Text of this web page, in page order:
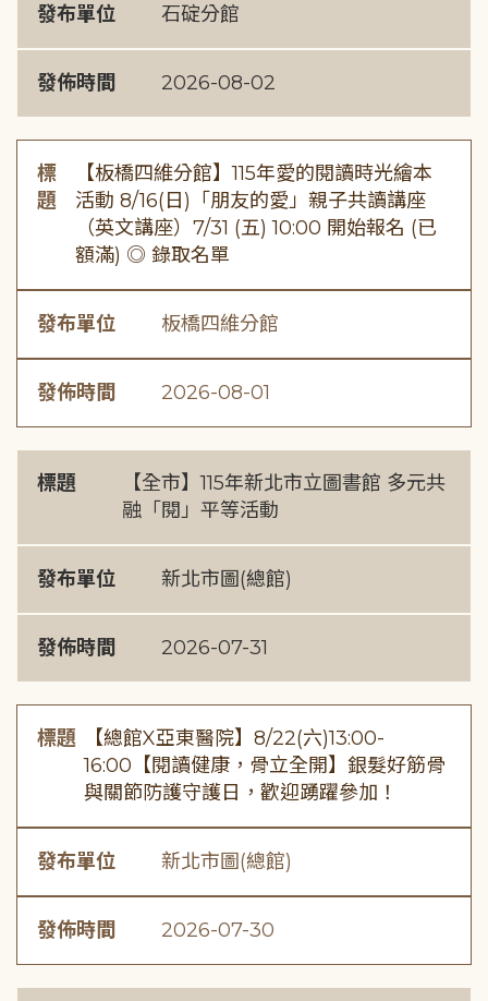
發布單位 石碇分館
發佈時間 2026-08-02
標
題
【板橋四維分館】115年愛的閱讀時光繪本
活動 8/16(日)「朋友的愛」親子共讀講座
（英文講座）7/31 (五) 10:00 開始報名 (已
額滿) ◎ 錄取名單
發布單位 板橋四維分館
發佈時間 2026-08-01
標題
【全市】115年新北市立圖書館 多元共
融「閱」平等活動
發布單位 新北市圖(總館)
發佈時間 2026-07-31
標題
【總館X亞東醫院】8/22(六)13:00-
16:00【閱讀健康，骨立全開】銀髮好筋骨
與關節防護守護日，歡迎踴躍參加！
發布單位 新北市圖(總館)
發佈時間 2026-07-30